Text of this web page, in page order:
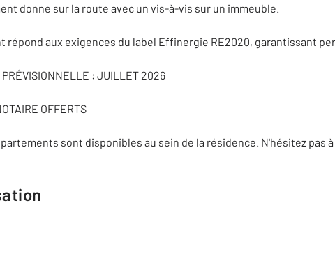
donne sur la route avec un vis-à-vis sur un immeuble.
répond aux exigences du label Effinergie RE2020, garantissant
PRÉVISIONNELLE : JUILLET 2026
OFFERTS
sont disponibles au sein de la résidence. N'hésitez